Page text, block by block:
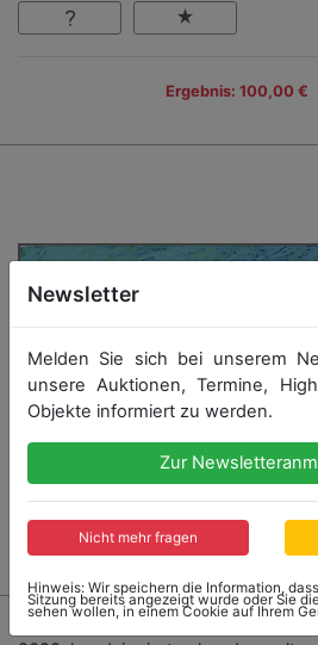
Ergebnis: 100,00 €
1457 - MICHAEL SCHUMACHER /
Newsletter
Melden Sie sich bei unserem
unsere Auktionen, Termine,
Objekte informiert zu werden.
Zur
Nicht mehr fragen
Hinweis: Wir speichern die Information,
Sitzung bereits angezeigt wurde oder Sie
sehen wollen, in einem Cookie auf Ihrem